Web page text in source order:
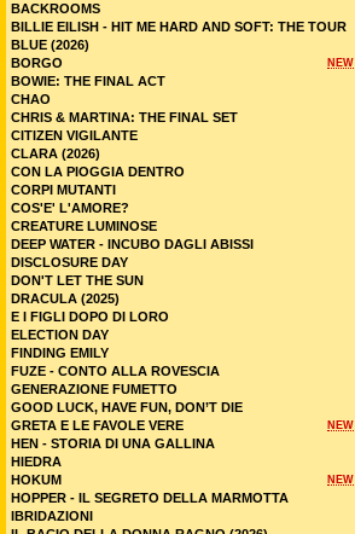
BACKROOMS
BILLIE EILISH - HIT ME HARD AND SOFT: THE TOUR
BLUE (2026)
NEW
BORGO
BOWIE: THE FINAL ACT
CHAO
CHRIS & MARTINA: THE FINAL SET
CITIZEN VIGILANTE
CLARA (2026)
CON LA PIOGGIA DENTRO
CORPI MUTANTI
COS'E' L'AMORE?
CREATURE LUMINOSE
DEEP WATER - INCUBO DAGLI ABISSI
DISCLOSURE DAY
DON'T LET THE SUN
DRACULA (2025)
E I FIGLI DOPO DI LORO
ELECTION DAY
FINDING EMILY
FUZE - CONTO ALLA ROVESCIA
GENERAZIONE FUMETTO
GOOD LUCK, HAVE FUN, DON’T DIE
NEW
GRETA E LE FAVOLE VERE
HEN - STORIA DI UNA GALLINA
HIEDRA
NEW
HOKUM
HOPPER - IL SEGRETO DELLA MARMOTTA
IBRIDAZIONI